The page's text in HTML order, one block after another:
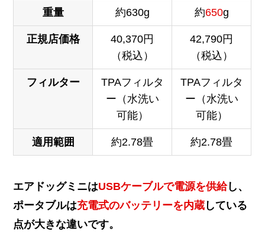
重量 約630g 約650g
正規店価格
40,370円
（税込）
42,790円
（税込）
フィルター
TPAフィルタ
ー（水洗い
可能）
TPAフィルタ
ー（水洗い
可能）
適用範囲 約2.78畳 約2.78畳
エアドッグミニはUSBケーブルで電源を供給し、
ポータブルは充電式のバッテリーを内蔵 している
点が大きな違いです。